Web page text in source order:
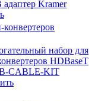
Kramer
набор для
HDBaseT
CABLE-KIT